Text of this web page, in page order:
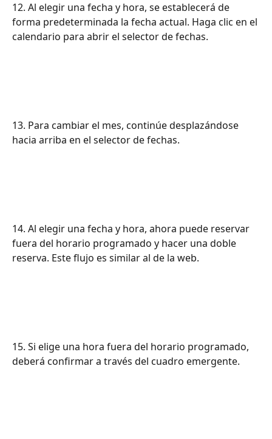
12. Al elegir una fecha y hora, se establecerá de
forma predeterminada la fecha actual. Haga clic en el
calendario para abrir el selector de fechas.
13. Para cambiar el mes, continúe desplazándose
hacia arriba en el selector de fechas.
14. Al elegir una fecha y hora, ahora puede reservar
fuera del horario programado y hacer una doble
reserva. Este flujo es similar al de la web.
15. Si elige una hora fuera del horario programado,
deberá confirmar a través del cuadro emergente.